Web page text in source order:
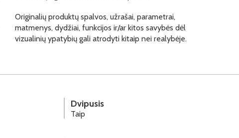
Originalių produktų spalvos, užrašai, parametrai,
matmenys, dydžiai, funkcijos ir/ar kitos savybės dėl
vizualinių ypatybių gali atrodyti kitaip nei realybėje.
Dvipusis
Taip